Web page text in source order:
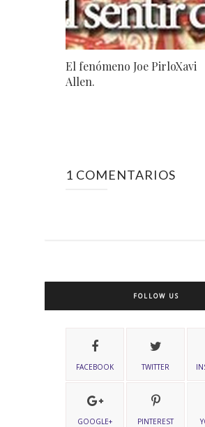
El fenómeno Joe PirloXavi
Allen.
1 COMENTARIOS
FOLLOW US
FACEBOOK TWITTER
GOOGLE+ PINTEREST